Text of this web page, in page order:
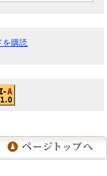
を購読